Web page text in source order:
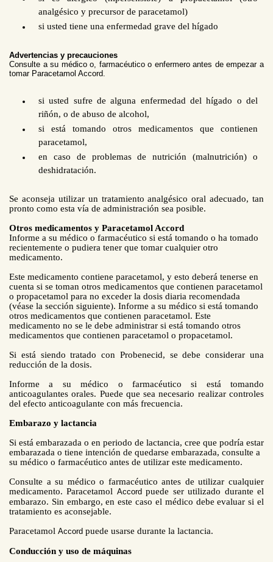
analgésico y precursor de paracetamol)
si usted tiene una enfermedad grave del hígado
Advertencias y precauciones
Consulte a su médico o, farmacéutico o enfermero antes de empezar a
tomar Paracetamol Accord.
si usted sufre de alguna enfermedad del hígado o del
riñón, o de abuso de alcohol,
si está tomando otros medicamentos que contienen
paracetamol,
en caso de problemas de nutrición (malnutrición) o
deshidratación.
Se aconseja utilizar un tratamiento analgésico oral adecuado, tan
pronto como esta vía de administración sea posible.
Otros medicamentos y Paracetamol Accord
Informe a su médico o farmacéutico si está tomando o ha tomado
recientemente o pudiera tener que tomar cualquier otro
medicamento.
Este medicamento contiene paracetamol, y esto deberá tenerse en
cuenta si se toman otros medicamentos que contienen paracetamol
o propacetamol para no exceder la dosis diaria recomendada
(véase la sección siguiente). Informe a su médico si está tomando
otros medicamentos que contienen paracetamol. Este
medicamento no se le debe administrar si está tomando otros
medicamentos que contienen paracetamol o propacetamol.
Si está siendo tratado con Probenecid, se debe considerar una
reducción de la dosis.
Informe a su médico o farmacéutico si está tomando
anticoagulantes orales. Puede que sea necesario realizar controles
del efecto anticoagulante con más frecuencia.
Embarazo y lactancia
Si está embarazada o en periodo de lactancia, cree que podría estar
embarazada o tiene intención de quedarse embarazada, consulte a
su médico o farmacéutico antes de utilizar este medicamento.
Consulte a su médico o farmacéutico antes de utilizar cualquier
medicamento. Paracetamol Accord puede ser utilizado durante el
embarazo. Sin embargo, en este caso el médico debe evaluar si el
tratamiento es aconsejable.
Paracetamol Accord puede usarse durante la lactancia.
Conducción y uso de máquinas